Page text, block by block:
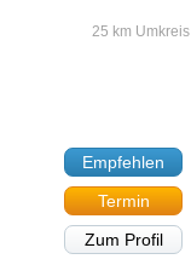
25 km Umkreis
Empfehlen
Termin
Zum Profil